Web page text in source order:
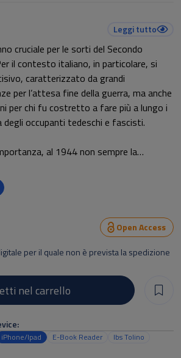
Leggi tutto
cruciale per le sorti del Secondo
il contesto italiano, in particolare, si
caratterizzato da grandi
per l’attesa fine della guerra, ma anche
per chi fu costretto a fare più a lungo i
degli occupanti tedeschi e fascisti.
al 1944 non sempre la
di riflessione originale col quale cogliere
del 1944 tanto le complesse
Open Access
nel carrello
per il quale non è prevista la spedizione
iPhone/Ipad E-Book Reader
Ibs Tolino